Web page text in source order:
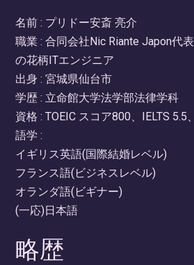
名前 : プリドー安斎 亮介
職業 : 合同会社Nic Riante Japon代
の花柄ITエンジニア
出身 : 宮城県仙台市
学歴 : 立命館大学法学部法律学科
資格 : TOEIC スコア800、IELTS
語学 :
イギリス英語(国際結婚レベル)
フランス語(ビジネスレベル)
オランダ語(ビギナー)
(一応)日本語
略歴